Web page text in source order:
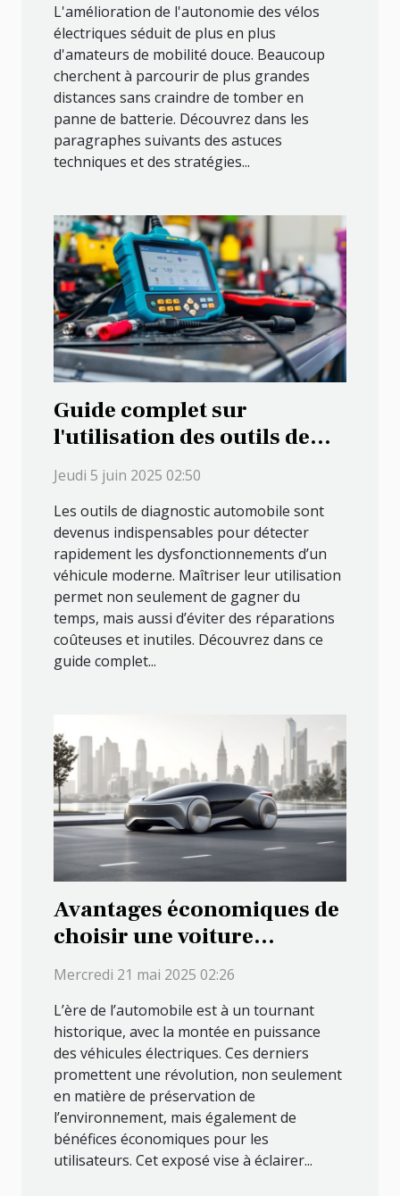
L'amélioration de l'autonomie des vélos
électriques séduit de plus en plus
d'amateurs de mobilité douce. Beaucoup
cherchent à parcourir de plus grandes
distances sans craindre de tomber en
panne de batterie. Découvrez dans les
paragraphes suivants des astuces
techniques et des stratégies...
Guide complet sur
l'utilisation des outils de
diagnostic automobile
Jeudi 5 juin 2025 02:50
Les outils de diagnostic automobile sont
devenus indispensables pour détecter
rapidement les dysfonctionnements d’un
véhicule moderne. Maîtriser leur utilisation
permet non seulement de gagner du
temps, mais aussi d’éviter des réparations
coûteuses et inutiles. Découvrez dans ce
guide complet...
Avantages économiques de
choisir une voiture
électrique disponible
Mercredi 21 mai 2025 02:26
L’ère de l’automobile est à un tournant
historique, avec la montée en puissance
des véhicules électriques. Ces derniers
promettent une révolution, non seulement
en matière de préservation de
l’environnement, mais également de
bénéfices économiques pour les
utilisateurs. Cet exposé vise à éclairer...